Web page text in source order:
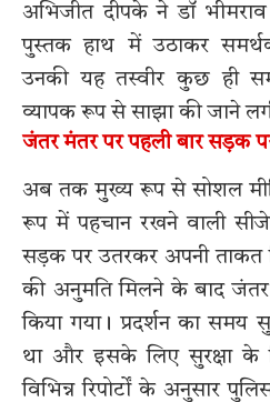
अभिजीत दीपके ने डॉ
पुस्तक हाथ में उठाकर
उनकी यह तस्वीर कुछ ही
व्यापक रूप से साझा की जाने
जंतर मंतर पर पहली बार सड़क
अब तक मुख्य रूप से सोशल
रूप में पहचान रखने वाली
सड़क पर उतरकर अपनी ताकत
की अनुमति मिलने के बाद जंतर
किया गया। प्रदर्शन का समय
था और इसके लिए सुरक्षा के
विभिन्न रिपोर्टों के अनुसार